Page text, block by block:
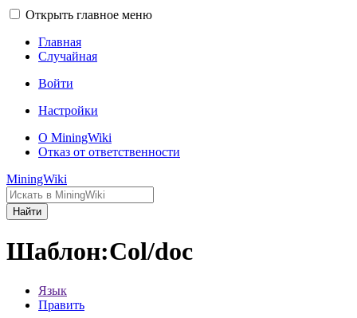
Открыть главное меню
Главная
Случайная
Войти
Настройки
О MiningWiki
Отказ от ответственности
MiningWiki
Найти
Шаблон:Col/doc
Язык
Править